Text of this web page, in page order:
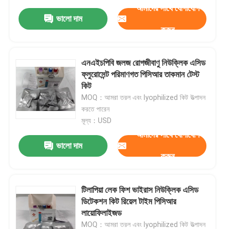
ভালো দাম
আমাদের সাথে যোগাযোগ
করুন
এনএইচপিবি জলজ রোগজীবাণু নিউক্লিক এসিড
ফ্লুরোসেন্ট পরিমাণগত পিসিআর তাকমান টেস্ট
কিট
MOQ：আমরা তরল এবং lyophilized কিট উত্পাদন
করতে পারেন
মূল্য：USD
ভালো দাম
আমাদের সাথে যোগাযোগ
করুন
টিলাপিয়া লেক ফিশ ভাইরাস নিউক্লিক এসিড
ডিটেকশন কিট রিয়েল টাইম পিসিআর
লায়োফিলাইজড
MOQ：আমরা তরল এবং lyophilized কিট উত্পাদন